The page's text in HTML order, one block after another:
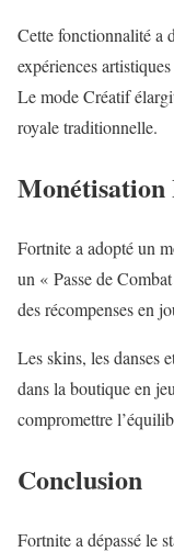
Cette fonctionnalité a
expériences
Le mode Créatif
royale traditionnelle.
Monétisation
Fortnite a adopté un
un « Passe de
des récompenses en
Les skins, les danses
dans la boutique en
compromettre
Conclusion
Fortnite a dépassé le